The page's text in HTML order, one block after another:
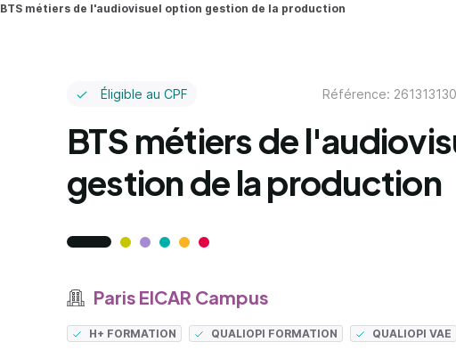
BTS métiers de l'audiovisuel option gestion de la production
Éligible au CPF Référence:
BTS métiers de
gestion de la production
Paris EICAR Campus
H+ FORMATION QUALIOPI FORMATION QUALIOPI VAE